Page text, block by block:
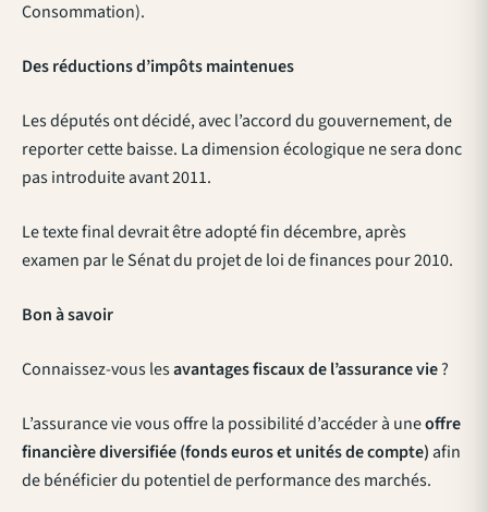
Consommation).
Des réductions d’impôts maintenues
Les députés ont décidé, avec l’accord du gouvernement, de
reporter cette baisse. La dimension écologique ne sera donc
pas introduite avant 2011.
Le texte final devrait être adopté fin décembre, après
examen par le Sénat du projet de loi de finances pour 2010.
Bon à savoir
Connaissez-vous lesavantages fiscaux de l’assurance vie?
L’assurance vie vous offre la possibilité d’accéder à uneoffre
financière diversifiée (fonds euros et unités de compte) afin
de bénéficier du potentiel de performance des marchés.